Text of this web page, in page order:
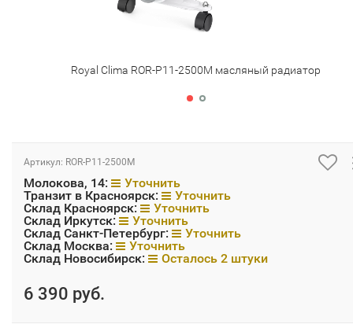
Royal Clima ROR-P11-2500M масляный радиатор
Артикул: ROR-P11-2500M
Молокова, 14:
Уточнить
Транзит в Красноярск:
Уточнить
Склад Красноярск:
Уточнить
Склад Иркутск:
Уточнить
Склад Санкт-Петербург:
Уточнить
Склад Москва:
Уточнить
Склад Новосибирск:
Осталось 2 штуки
6 390 руб.